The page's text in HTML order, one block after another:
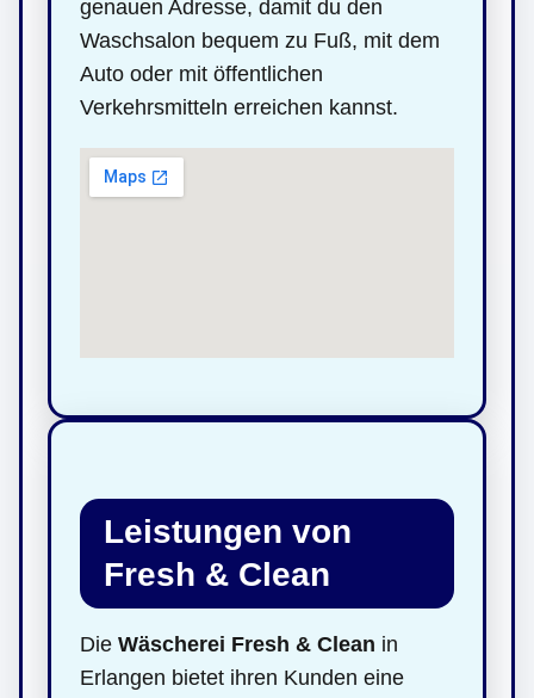
genauen Adresse, damit du den
Waschsalon bequem zu Fuß, mit dem
Auto oder mit öffentlichen
Verkehrsmitteln erreichen kannst.
Leistungen von
Fresh & Clean
Die Wäscherei Fresh & Clean in
Erlangen bietet ihren Kunden eine